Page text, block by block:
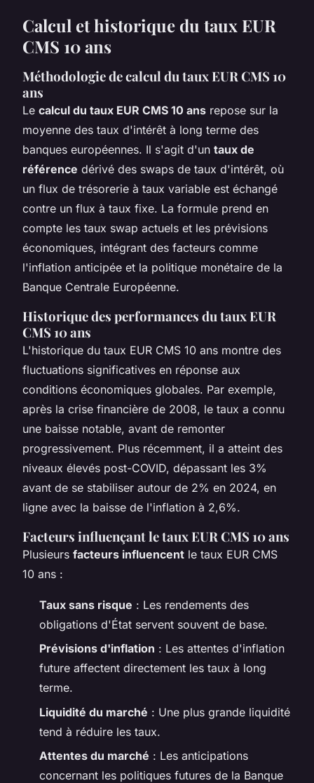
Calcul et historique du taux EUR
CMS 10 ans
Méthodologie de calcul du taux EUR CMS 10
ans
Le calcul du taux EUR CMS 10 ans repose sur la
moyenne des taux d'intérêt à long terme des
banques européennes. Il s'agit d'un taux de
référence dérivé des swaps de taux d'intérêt, où
un flux de trésorerie à taux variable est échangé
contre un flux à taux fixe. La formule prend en
compte les taux swap actuels et les prévisions
économiques, intégrant des facteurs comme
l'inflation anticipée et la politique monétaire de la
Banque Centrale Européenne.
Historique des performances du taux EUR
CMS 10 ans
L'historique du taux EUR CMS 10 ans montre des
fluctuations significatives en réponse aux
conditions économiques globales. Par exemple,
après la crise financière de 2008, le taux a connu
une baisse notable, avant de remonter
progressivement. Plus récemment, il a atteint des
niveaux élevés post-COVID, dépassant les 3%
avant de se stabiliser autour de 2% en 2024, en
ligne avec la baisse de l'inflation à 2,6%.
Facteurs influençant le taux EUR CMS 10 ans
Plusieurs facteurs influencent le taux EUR CMS
10 ans :
Taux sans risque : Les rendements des
obligations d'État servent souvent de base.
Prévisions d'inflation : Les attentes d'inflation
future affectent directement les taux à long
terme.
Liquidité du marché : Une plus grande liquidité
tend à réduire les taux.
Attentes du marché : Les anticipations
concernant les politiques futures de la Banque